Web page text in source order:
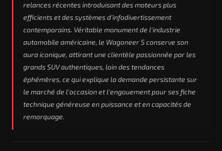
relances récentes introduisant des moteurs plus
efficients et des systèmes d'infodivertissement
contemporains. Véritable monument de l'industrie
automobile américaine, le Wagoneer S conserve son
aura iconique, attirant une clientèle passionnée par les
grands SUV authentiques, loin des tendances
éphémères, ce qui explique la demande persistante sur
le marché de l'occasion et l'engouement pour ses fiche
technique généreuse en puissance et en capacités de
remorquage.